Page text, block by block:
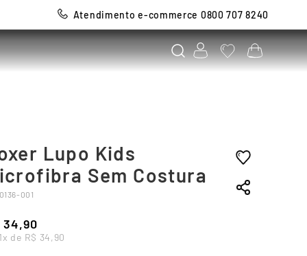
Atendimento e-commerce 0800 707 8240
Lupo Kids
Sem Costura
001
34,90
1x de R$ 34,90